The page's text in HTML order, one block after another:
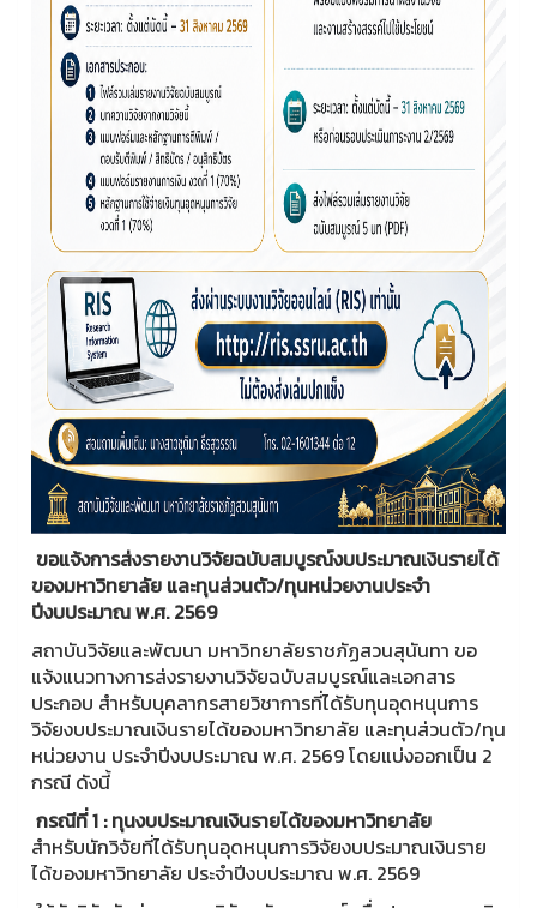
ขอแจ้งการส่งรายงานวิจัยฉบับสมบูรณ์งบประมาณเงินรายได้
ของมหาวิทยาลัย และทุนส่วนตัว/ทุนหน่วยงานประจำ
ปีงบประมาณ พ.ศ. 2569
สถาบันวิจัยและพัฒนา มหาวิทยาลัยราชภัฏสวนสุนันทา ขอ
แจ้งแนวทางการส่งรายงานวิจัยฉบับสมบูรณ์และเอกสาร
ประกอบ สำหรับบุคลากรสายวิชาการที่ได้รับทุนอุดหนุนการ
วิจัยงบประมาณเงินรายได้ของมหาวิทยาลัย และทุนส่วนตัว/ทุน
หน่วยงาน ประจำปีงบประมาณ พ.ศ. 2569 โดยแบ่งออกเป็น 2
กรณี ดังนี้
กรณีที่ 1 : ทุนงบประมาณเงินรายได้ของมหาวิทยาลัย
สำหรับนักวิจัยที่ได้รับทุนอุดหนุนการวิจัยงบประมาณเงินราย
ได้ของมหาวิทยาลัย ประจำปีงบประมาณ พ.ศ. 2569